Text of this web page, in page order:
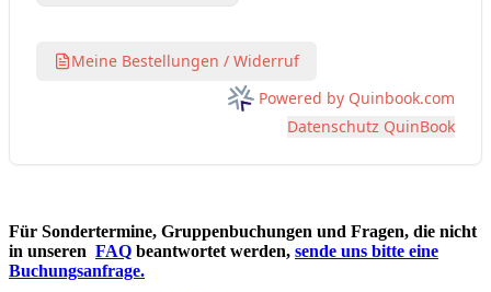
Für Sondertermine, Gruppenbuchungen und Fragen, die nicht
in unseren FAQ beantwortet werden, sende uns bitte eine
Buchungsanfrage.